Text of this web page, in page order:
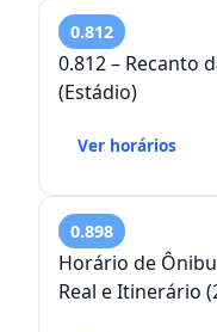
0.812
0.812 – Recanto
(Estádio)
Ver horários
0.898
Horário de
Real e Itinerário